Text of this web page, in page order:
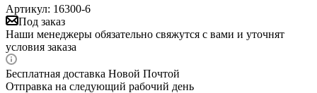
Артикул: 16300-6
Под заказ
Наши менеджеры обязательно свяжутся с вами и уточнят
условия заказа
Бесплатная доставка Новой Почтой
Отправка на следующий рабочий день